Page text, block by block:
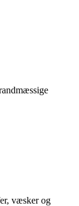
væsker og